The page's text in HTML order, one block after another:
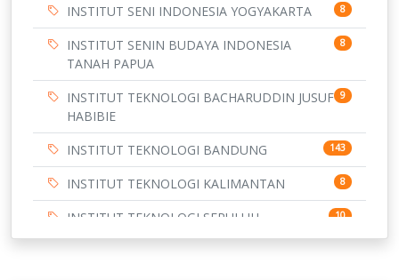
INSTITUT SENI INDONESIA YOGYAKARTA 8
INSTITUT SENIN BUDAYA INDONESIA
TANAH PAPUA
8
INSTITUT TEKNOLOGI BACHARUDDIN JUSUF
HABIBIE
9
INSTITUT TEKNOLOGI BANDUNG 143
INSTITUT TEKNOLOGI KALIMANTAN 8
INSTITUT TEKNOLOGI SEPULUH
NOVEMBER
10